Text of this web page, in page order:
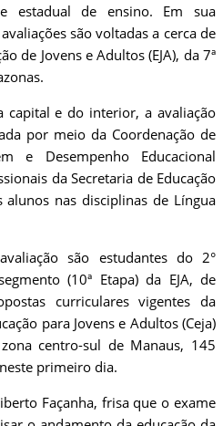
estadual de ensino. Em sua
são voltadas a cerca de
de Jovens e Adultos (EJA), da 7ª
capital e do interior, a avaliação
por meio da Coordenação de
e Desempenho Educacional
da Secretaria de Educação
nas disciplinas de Língua
são estudantes do 2°
(10ª Etapa) da EJA, de
curriculares vigentes da
para Jovens e Adultos (Ceja)
centro-sul de Manaus, 145
primeiro dia.
Façanha, frisa que o exame